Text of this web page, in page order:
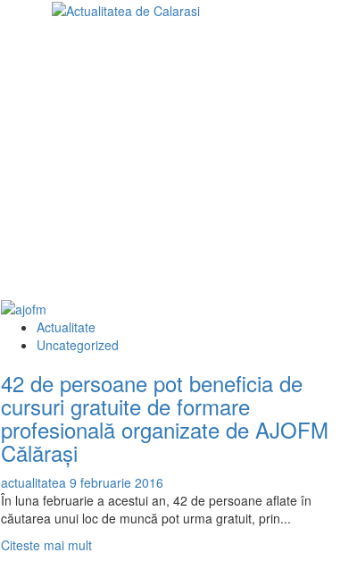
Actualitate
Uncategorized
42 de persoane pot beneficia de
cursuri gratuite de formare
profesională organizate de AJOFM
Călărași
actualitatea 9 februarie 2016
În luna februarie a acestui an, 42 de persoane aflate în
căutarea unui loc de muncă pot urma gratuit, prin...
Citeste mai multRead